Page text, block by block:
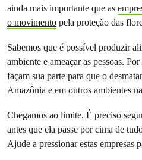
ainda mais importante que as
o movimento pela proteção das
Sabemos que é possível produzir
ambiente e ameaçar as pessoas.
façam sua parte para que o
Amazônia e em outros ambientes
Chegamos ao limite. É preciso
antes que ela passe por cima de
Ajude a pressionar estas empresas